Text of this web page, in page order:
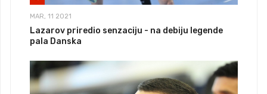
MAR, 11 2021
Lazarov priredio senzaciju - na debiju legende
pala Danska